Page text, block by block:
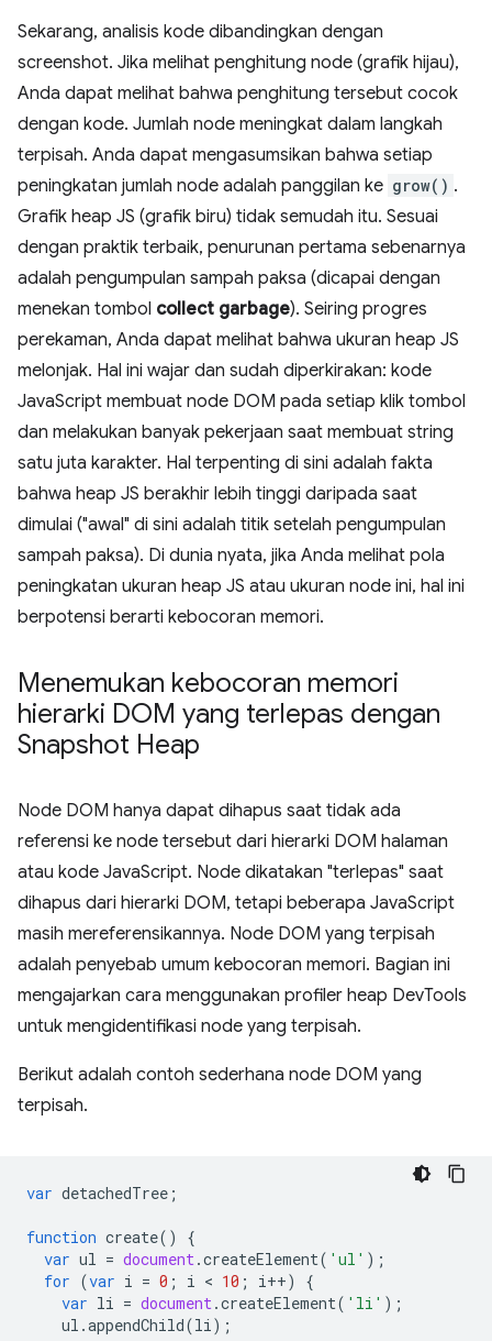
Sekarang, analisis kode dibandingkan dengan
screenshot. Jika melihat penghitung node (grafik hijau),
Anda dapat melihat bahwa penghitung tersebut cocok
dengan kode. Jumlah node meningkat dalam langkah
terpisah. Anda dapat mengasumsikan bahwa setiap
peningkatan jumlah node adalah panggilan ke grow() .
Grafik heap JS (grafik biru) tidak semudah itu. Sesuai
dengan praktik terbaik, penurunan pertama sebenarnya
adalah pengumpulan sampah paksa (dicapai dengan
menekan tombol collect garbage). Seiring progres
perekaman, Anda dapat melihat bahwa ukuran heap JS
melonjak. Hal ini wajar dan sudah diperkirakan: kode
JavaScript membuat node DOM pada setiap klik tombol
dan melakukan banyak pekerjaan saat membuat string
satu juta karakter. Hal terpenting di sini adalah fakta
bahwa heap JS berakhir lebih tinggi daripada saat
dimulai ("awal" di sini adalah titik setelah pengumpulan
sampah paksa). Di dunia nyata, jika Anda melihat pola
peningkatan ukuran heap JS atau ukuran node ini, hal ini
berpotensi berarti kebocoran memori.
Menemukan kebocoran memori
hierarki DOM yang terlepas dengan
Snapshot Heap
Node DOM hanya dapat dihapus saat tidak ada
referensi ke node tersebut dari hierarki DOM halaman
atau kode JavaScript. Node dikatakan "terlepas" saat
dihapus dari hierarki DOM, tetapi beberapa JavaScript
masih mereferensikannya. Node DOM yang terpisah
adalah penyebab umum kebocoran memori. Bagian ini
mengajarkan cara menggunakan profiler heap DevTools
untuk mengidentifikasi node yang terpisah.
Berikut adalah contoh sederhana node DOM yang
terpisah.
var detachedTree ;
function create()
{
var ul = document .createElement( 'ul' );
for (var i = 0 ; i < 10 ; i++)
{
var li = document .createElement( 'li' );
ul .appendChild(li );